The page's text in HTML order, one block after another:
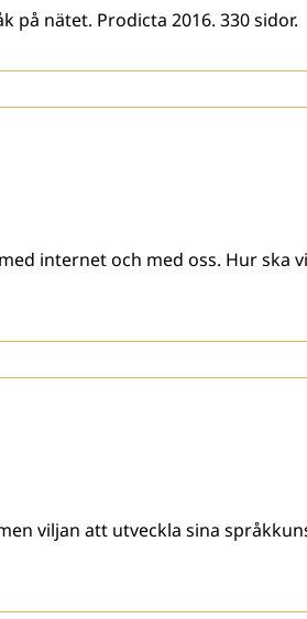
på nätet. Prodicta 2016. 330 sidor.
internet och med oss. Hur ska
viljan att utveckla sina